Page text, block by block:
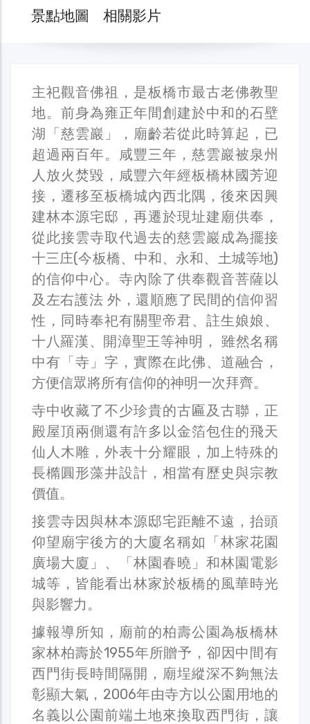
景點地圖
相關影片
主祀觀音佛祖，是板橋市最古老佛教聖
地。前身為雍正年間創建於中和的石壁
湖「慈雲巖」，廟齡若從此時算起，已
超過兩百年。咸豐三年，慈雲巖被泉州
人放火焚毀，咸豐六年經板橋林國芳迎
接，遷移至板橋城內西北隅，後來因興
建林本源宅邸，再遷於現址建廟供奉，
從此接雲寺取代過去的慈雲巖成為擺接
十三庄(今板橋、中和、永和、土城等地)
的信仰中心。寺內除了供奉觀音菩薩以
及左右護法 外，還順應了民間的信仰習
性，同時奉祀有關聖帝君、註生娘娘、
十八羅漢、開漳聖王等神明， 雖然名稱
中有「寺」字，實際在此佛、道融合，
方便信眾將所有信仰的神明一次拜齊。
寺中收藏了不少珍貴的古匾及古聯，正
殿屋頂兩側還有許多以金箔包住的飛天
仙人木雕，外表十分耀眼，加上特殊的
長橢圓形藻井設計，相當有歷史與宗教
價值。
接雲寺因與林本源邸宅距離不遠，抬頭
仰望廟宇後方的大廈名稱如「林家花園
廣場大廈」、「林園春曉」和林園電影
城等，皆能看出林家於板橋的風華時光
與影響力。
據報導所知，廟前的柏壽公園為板橋林
家林柏壽於1955年所贈予，卻因中間有
西門街長時間隔開，廟埕縱深不夠無法
彰顯大氣，2006年由寺方以公園用地的
名義以公園前端土地來換取西門街，讓